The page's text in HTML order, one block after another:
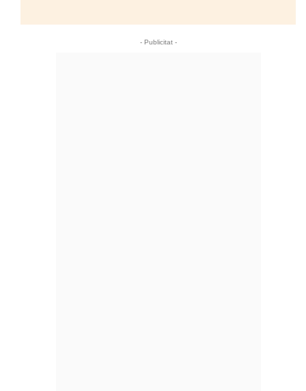
- Publicitat -